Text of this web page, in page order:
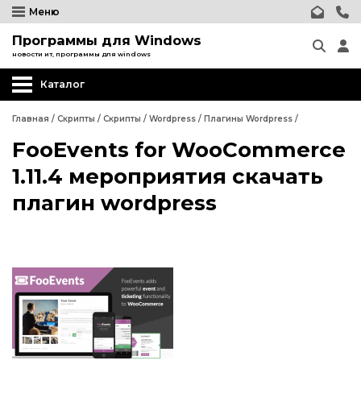
Меню
Программы для Windows
новости ит, программы для windows
Каталог
Релизы CMS Wordpress
Плагины Wordpress
Шаблоны Wordpress
Главная / Скрипты / Скрипты / Wordpress / Плагины Wordpress /
FooEvents for WooCommerce
1.11.4 мероприятия скачать
плагин wordpress
Wordpress
Релизы CMS Wordpress
Плагины Wordpress